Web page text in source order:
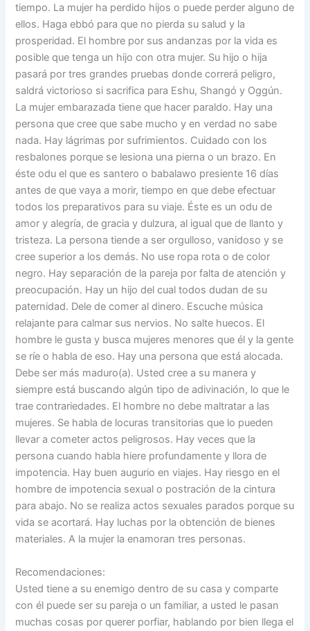
tiempo. La mujer ha perdido hijos o puede perder alguno de
ellos. Haga ebbó para que no pierda su salud y la
prosperidad. El hombre por sus andanzas por la vida es
posible que tenga un hijo con otra mujer. Su hijo o hija
pasará por tres grandes pruebas donde correrá peligro,
saldrá victorioso si sacrifica para Eshu, Shangó y Oggún.
La mujer embarazada tiene que hacer paraldo. Hay una
persona que cree que sabe mucho y en verdad no sabe
nada. Hay lágrimas por sufrimientos. Cuidado con los
resbalones porque se lesiona una pierna o un brazo. En
éste odu el que es santero o babalawo presiente 16 días
antes de que vaya a morir, tiempo en que debe efectuar
todos los preparativos para su viaje. Éste es un odu de
amor y alegría, de gracia y dulzura, al igual que de llanto y
tristeza. La persona tiende a ser orgulloso, vanidoso y se
cree superior a los demás. No use ropa rota o de color
negro. Hay separación de la pareja por falta de atención y
preocupación. Hay un hijo del cual todos dudan de su
paternidad. Dele de comer al dinero. Escuche música
relajante para calmar sus nervios. No salte huecos. El
hombre le gusta y busca mujeres menores que él y la gente
se ríe o habla de eso. Hay una persona que está alocada.
Debe ser más maduro(a). Usted cree a su manera y
siempre está buscando algún tipo de adivinación, lo que le
trae contrariedades. El hombre no debe maltratar a las
mujeres. Se habla de locuras transitorias que lo pueden
llevar a cometer actos peligrosos. Hay veces que la
persona cuando habla hiere profundamente y llora de
impotencia. Hay buen augurio en viajes. Hay riesgo en el
hombre de impotencia sexual o postración de la cintura
para abajo. No se realiza actos sexuales parados porque su
vida se acortará. Hay luchas por la obtención de bienes
materiales. A la mujer la enamoran tres personas.
Recomendaciones:
Usted tiene a su enemigo dentro de su casa y comparte
con él puede ser su pareja o un familiar, a usted le pasan
muchas cosas por querer porfiar, hablando por bien llega el